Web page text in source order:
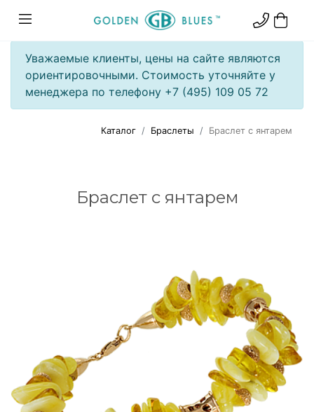
Уважаемые клиенты, цены на сайте являются
ориентировочными. Стоимость уточняйте у
менеджера по телефону +7 (495) 109 05 72
Каталог Браслеты Браслет с янтарем
Браслет с янтарем